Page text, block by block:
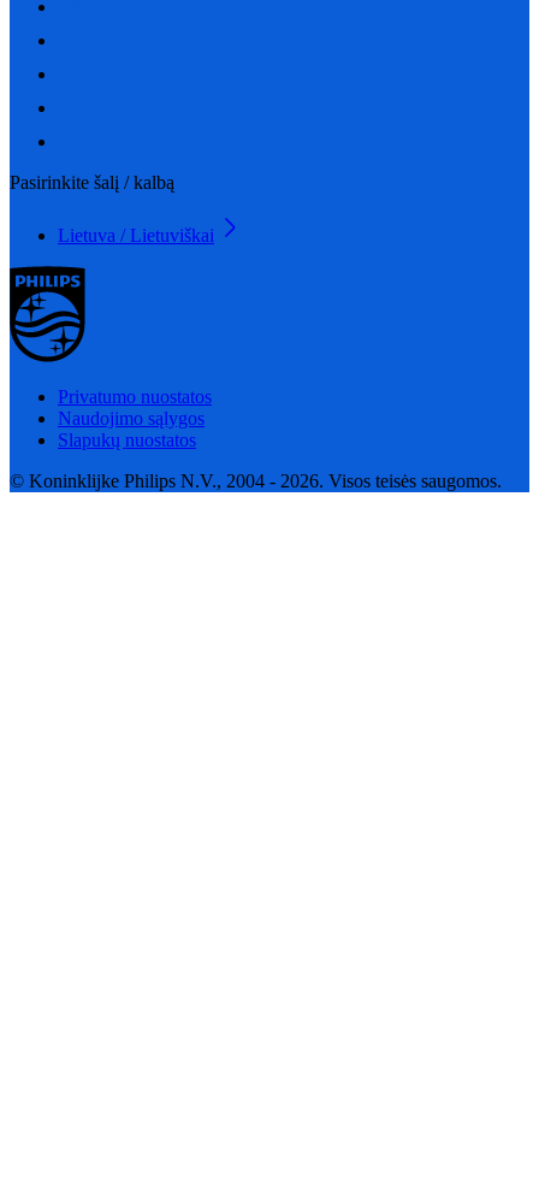
Pasirinkite šalį / kalbą
Lietuva / Lietuviškai
Privatumo nuostatos
Naudojimo sąlygos
Slapukų nuostatos
© Koninklijke Philips N.V., 2004 - 2026. Visos teisės saugomos.